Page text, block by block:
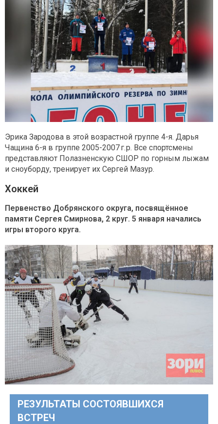
Эрика Зародова в этой возрастной группе 4-я. Дарья
Чащина 6-я в группе 2005-2007 г. р. Все спортсмены
представляют Полазненскую СШОР по горным лыжам
и сноуборду, тренирует их Сергей Мазур.
Хоккей
Первенство Добрянского округа, посвящённое
памяти Сергея Смирнова, 2 круг. 5 января начались
игры второго круга.
РЕЗУЛЬТАТЫ СОСТОЯВШИХСЯ
ВСТРЕЧ